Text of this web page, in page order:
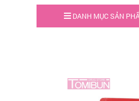
DANH MỤC SẢN